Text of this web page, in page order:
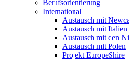
Berufsorientierung
International
Austausch mit
Austausch mit Italien
Austausch mit den
Austausch mit Polen
Projekt EuropeShire